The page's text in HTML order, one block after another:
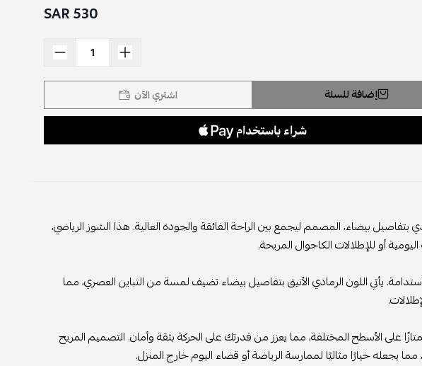
530 SAR
إضافة للسلة اشتري الآن
بتفاصيل بيضاء، المصمم ليجمع بين الراحة الفائقة والجودة العالية. هذا الشوز الرياضي،
اليومية أو للإطلالات الكاجوال المريحة.
يأتي اللون الرمادي الأنيق بتفاصيل بيضاء تضيف لمسة من التباين العصري، مما
على الأسطح المختلفة، مما يعزز من قدرتك على الحركة بثقة وأمان. التصميم المريح
يجعله خيارًا مثاليًا لممارسة الرياضة أو قضاء اليوم خارج المنزل.